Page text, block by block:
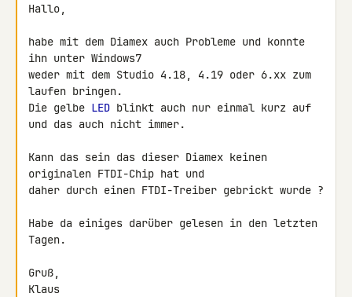
Hallo,
habe mit dem Diamex auch Probleme und konnte
ihn unter Windows7
weder mit dem Studio 4.18, 4.19 oder 6.xx zum
laufen bringen.
Die gelbe LED blinkt auch nur einmal kurz auf
und das auch nicht immer.
Kann das sein das dieser Diamex keinen
originalen FTDI-Chip hat und
daher durch einen FTDI-Treiber gebrickt wurde ?
Habe da einiges darüber gelesen in den letzten
Tagen.
Gruß,
Klaus